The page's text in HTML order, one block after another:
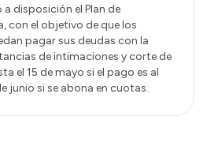
disposición el Plan de
con el objetivo de que los
pagar sus deudas con la
de intimaciones y corte de
el 15 de mayo si el pago es al
junio si se abona en cuotas.